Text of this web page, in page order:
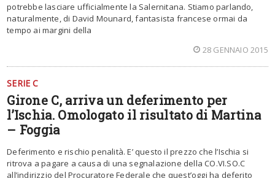
potrebbe lasciare ufficialmente la Salernitana. Stiamo parlando,
naturalmente, di David Mounard, fantasista francese ormai da
tempo ai margini della
28 GENNAIO 2015
SERIE C
Girone C, arriva un deferimento per
l’Ischia. Omologato il risultato di Martina
– Foggia
Deferimento e rischio penalità. E’ questo il prezzo che l’Ischia si
ritrova a pagare a causa di una segnalazione della CO.VI.SO.C
all’indirizzio del Procuratore Federale che quest’oggi ha deferito